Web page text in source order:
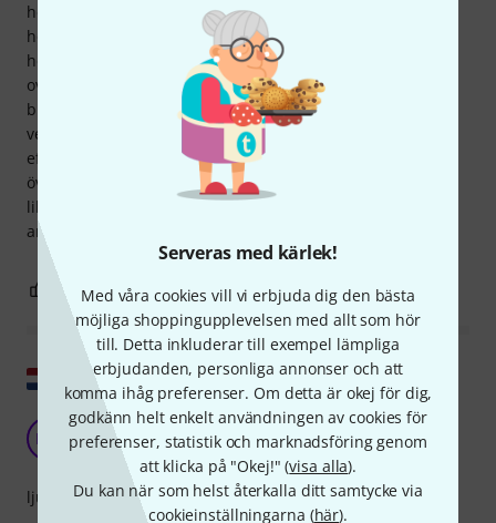
Serveras med kärlek!
Med våra cookies vill vi erbjuda dig den bästa
möjliga shoppingupplevelsen med allt som hör
till. Detta inkluderar till exempel lämpliga
erbjudanden, personliga annonser och att
komma ihåg preferenser. Om detta är okej för dig,
godkänn helt enkelt användningen av cookies för
preferenser, statistik och marknadsföring genom
att klicka på "Okej!" (visa alla).
Du kan när som helst återkalla ditt samtycke via
cookieinställningarna (här).
hemskt (även om vi faktiskt har upplevt en Fun Gen aktiv
högtalare som den här förut, och herregud, den var
hemsk!). Vi rekommenderar den till alla som vill göra lite
oväsen av en gammal högtalare med en väldigt snäv
budget. Den låga vikten är definitivt ett plus; högtalaren är
verkligen väldigt (!) lätt. På nackdelen tyckte vi att den låga
effektiviteten var en nackdel. Högtalaren är väldigt tyst och
överdrivs därför av diskanten. Så totalt sett låter den inte
lika raffinerad längre, och vi skulle förmodligen inte
använda den till våra egna evenemang som detta.
6 3 ANMÄL RECENSION
Visa original
NM Ganska stramt ljud
NH Muziek 11.04.2021
ljud